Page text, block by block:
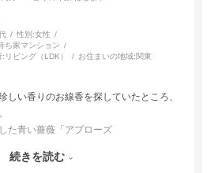
性別:女性
ち家マンション
: リビング（LDK） お住まいの地域:関東
しい香りのお線香を探していたところ、
た青い薔薇「アプローズ
がり、日常使いのお香としても楽しめそ
続きを読む